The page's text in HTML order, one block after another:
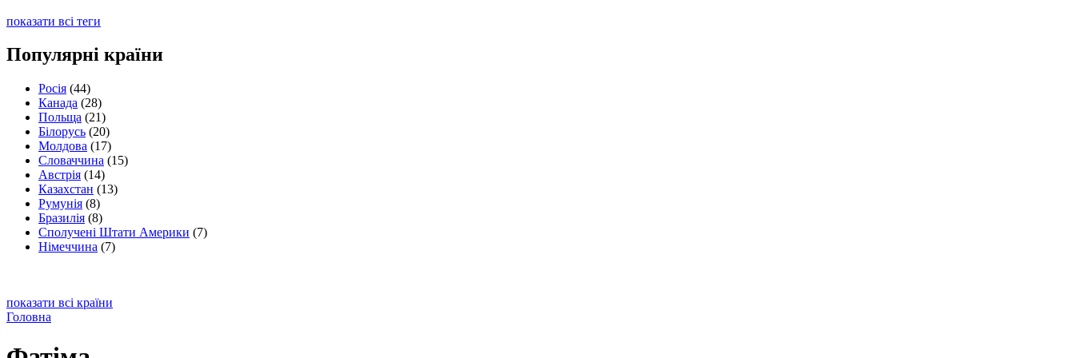
показати всі теги
Популярні країни
Росія (44)
Канада (28)
Польща (21)
Білорусь (20)
Молдова (17)
Словаччина (15)
Австрія (14)
Казахстан (13)
Румунія (8)
Бразилія (8)
Сполучені Штати Америки (7)
Німеччина (7)
показати всі країни
Головна